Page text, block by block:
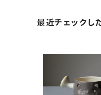
最近チェックし